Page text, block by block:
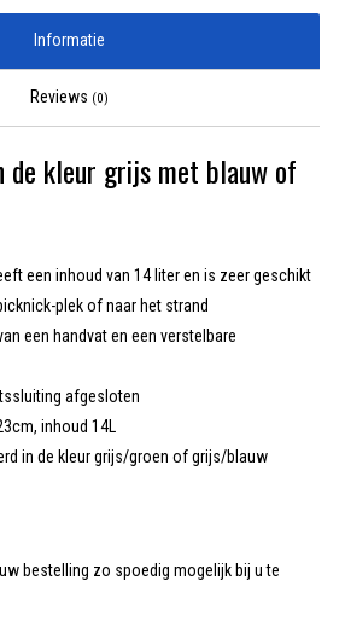
Informatie
Reviews (0)
de kleur grijs met blauw of
een inhoud van 14 liter en is zeer geschikt
plek of naar het strand
een handvat en een verstelbare
afgesloten
inhoud 14L
in de kleur grijs/groen of grijs/blauw
bestelling zo spoedig mogelijk bij u te